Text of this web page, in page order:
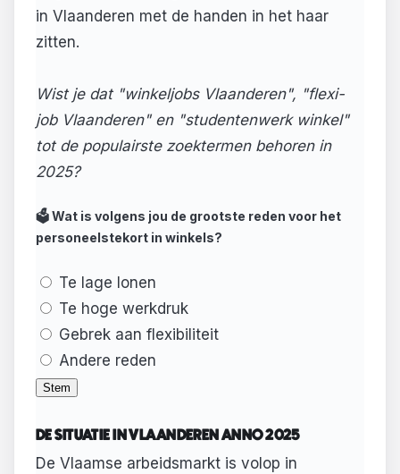
in Vlaanderen met de handen in het haar
zitten.
Wist je dat "winkeljobs Vlaanderen", "flexi-
job Vlaanderen" en "studentenwerk winkel"
tot de populairste zoektermen behoren in
2025?
🗳️ Wat is volgens jou de grootste reden voor het
personeelstekort in winkels?
Te lage lonen
Te hoge werkdruk
Gebrek aan flexibiliteit
Andere reden
Stem
DE SITUATIE IN VLAANDEREN ANNO 2025
De Vlaamse arbeidsmarkt is volop in